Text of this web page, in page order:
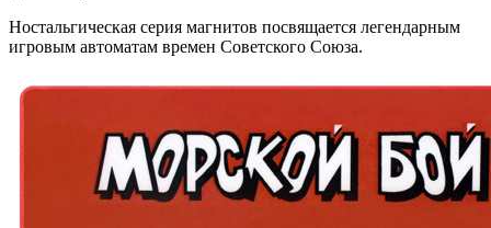
Ностальгическая серия магнитов посвящается легендарным
игровым автоматам времен Советского Союза.